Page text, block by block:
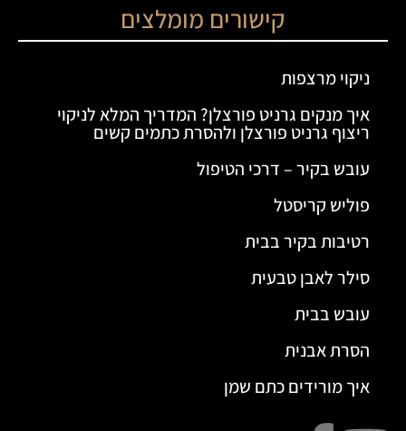
קישורים מומלצים
ניקוי מרצפות
איך מנקים גרניט פורצלן? המדריך המלא לניקוי
ריצוף גרניט פורצלן ולהסרת כתמים קשים
עובש בקיר – דרכי הטיפול
פוליש קריסטל
רטיבות בקיר בבית
סילר לאבן טבעית
עובש בבית
הסרת אבנית
איך מורידים כתם שמן